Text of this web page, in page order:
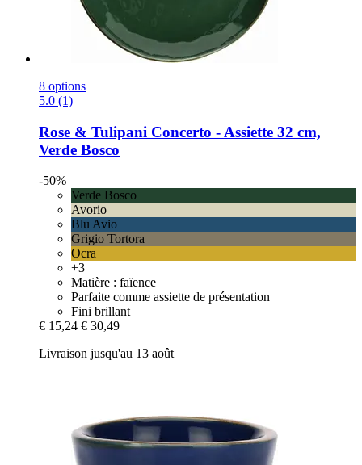
8 options
5.0 (1)
Rose & Tulipani Concerto -​ Assiette 32 cm,
Verde Bosco
-50%
Verde Bosco
Avorio
Blu Avio
Grigio Tortora
Ocra
+3
Matière : faïence
Parfaite comme assiette de présentation
Fini brillant
€ 15,24 € 30,49
Livraison jusqu'au 13 août